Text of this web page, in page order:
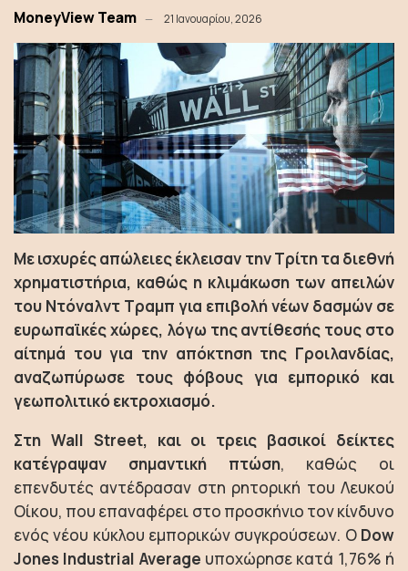
MoneyView Team 21 Ιανουαρίου, 2026
Με ισχυρές απώλειες έκλεισαν την Τρίτη τα διεθνή
χρηματιστήρια, καθώς η κλιμάκωση των απειλών
του Ντόναλντ Τραμπ για επιβολή νέων δασμών σε
ευρωπαϊκές χώρες, λόγω της αντίθεσής τους στο
αίτημά του για την απόκτηση της Γροιλανδίας,
αναζωπύρωσε τους φόβους για εμπορικό και
γεωπολιτικό εκτροχιασμό.
Στη Wall Street, και οι τρεις βασικοί δείκτες
κατέγραψαν σημαντική πτώση, καθώς οι
επενδυτές αντέδρασαν στη ρητορική του Λευκού
Οίκου, που επαναφέρει στο προσκήνιο τον κίνδυνο
ενός νέου κύκλου εμπορικών συγκρούσεων. ΟDow
Jones Industrial Average υποχώρησε κατά 1,76% ή